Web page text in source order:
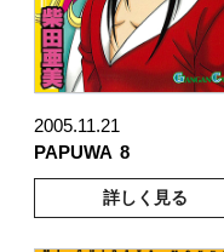
2005.11.21
PAPUWA 8
詳しく見る